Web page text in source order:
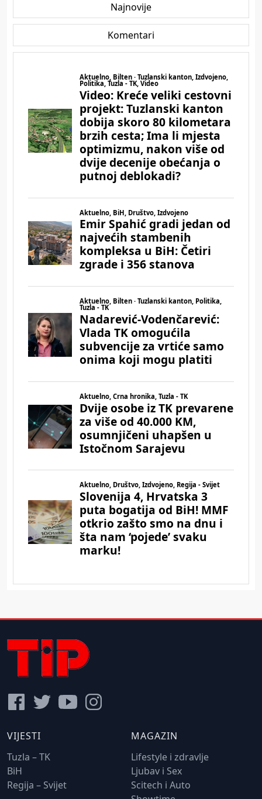
Najnovije
Komentari
VIJESTI
Tuzla – TK
BiH
Regija – Svijet
MAGAZIN
Lifestyle i zdravlje
Ljubav i Sex
Scitech i Auto